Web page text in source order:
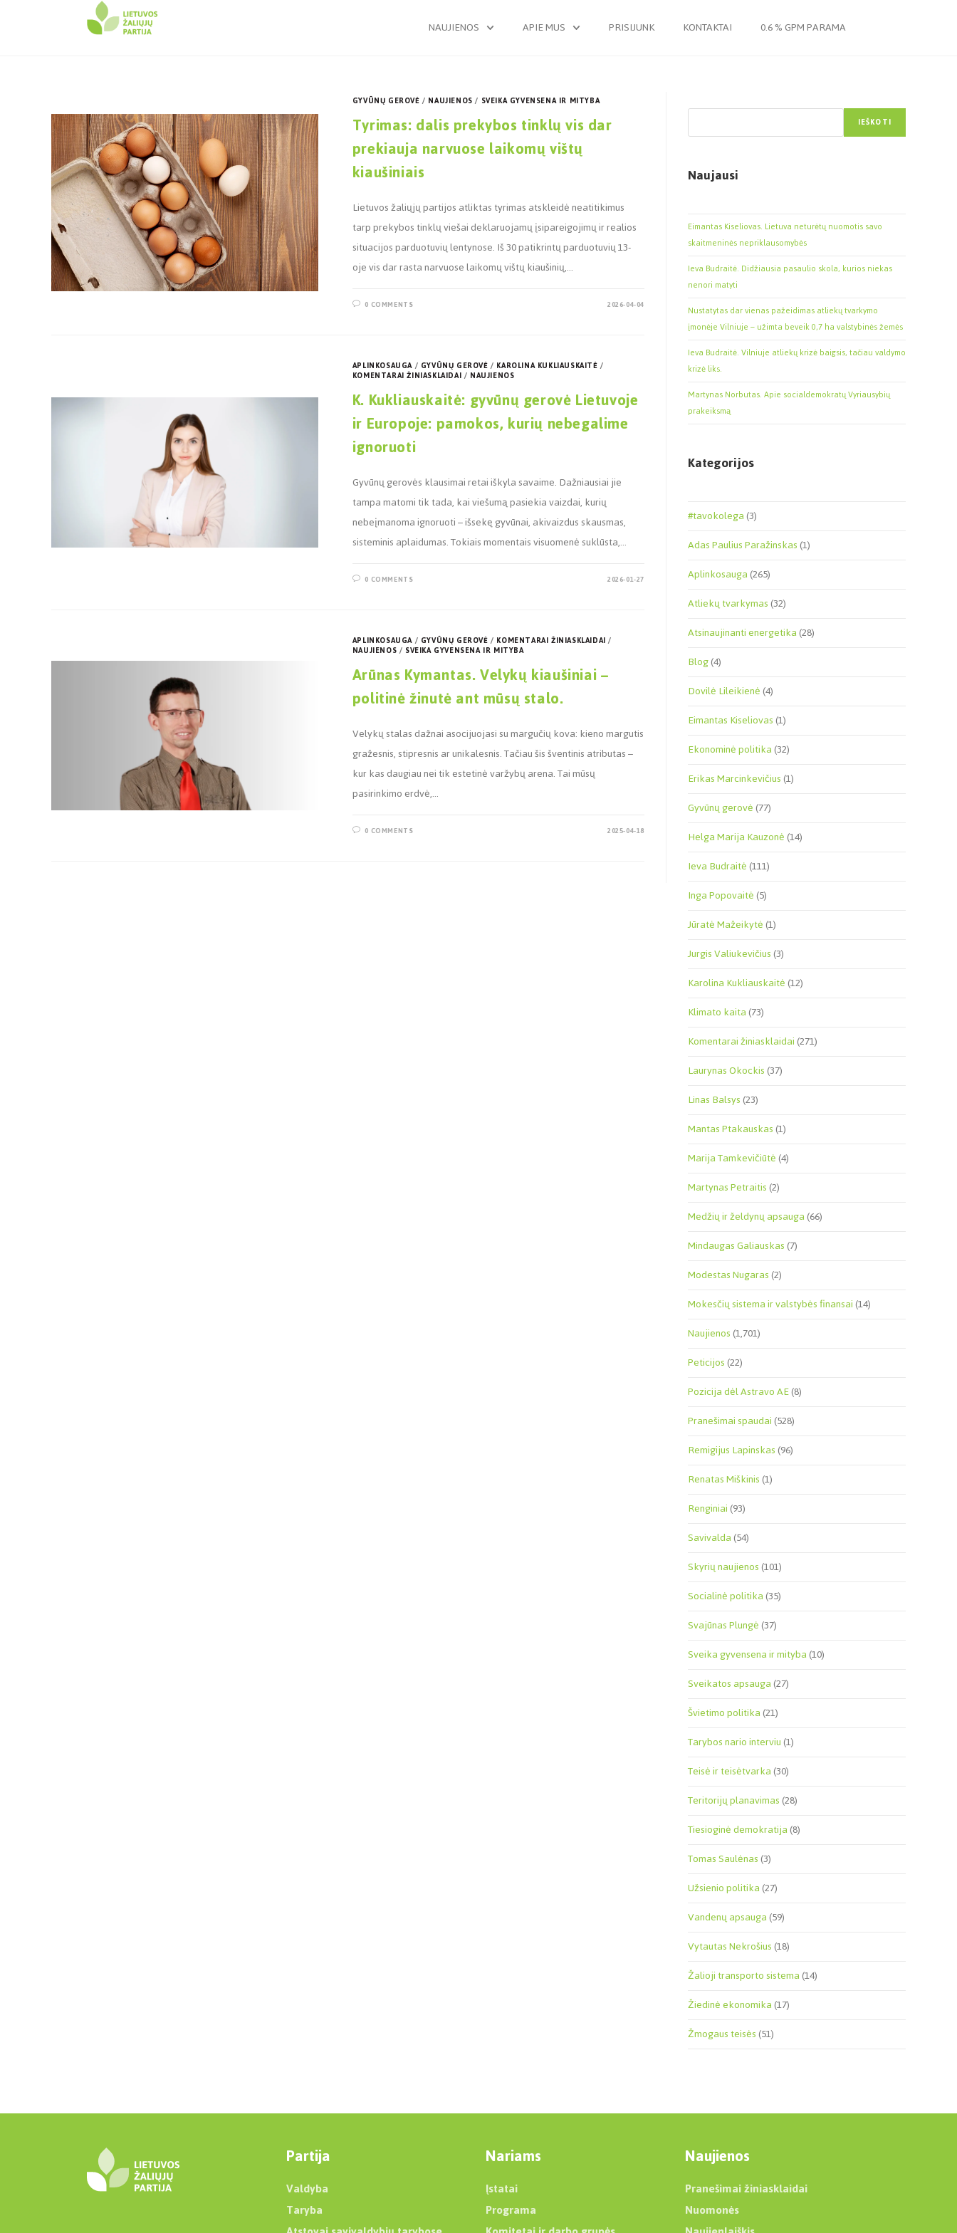
NAUJIENOS APIE MUS PRISIJUNK KONTAKTAI 0.6 % GPM PARAMA
GYVŪNŲ GEROVĖ/ NAUJIENOS/ SVEIKA GYVENSENA IR MITYBA
Tyrimas: dalis prekybos tinklų vis dar
prekiauja narvuose laikomų vištų
kiaušiniais
Lietuvos žaliųjų partijos atliktas tyrimas atskleidė neatitikimus
tarp prekybos tinklų viešai deklaruojamų įsipareigojimų ir realios
situacijos parduotuvių lentynose. Iš 30 patikrintų parduotuvių 13-
oje vis dar rasta narvuose laikomų vištų kiaušinių,…
0 COMMENTS 2026-04-04
APLINKOSAUGA/ GYVŪNŲ GEROVĖ/ KAROLINA KUKLIAUSKAITĖ/
KOMENTARAI ŽINIASKLAIDAI/ NAUJIENOS
K. Kukliauskaitė: gyvūnų gerovė Lietuvoje
ir Europoje: pamokos, kurių nebegalime
ignoruoti
Gyvūnų gerovės klausimai retai iškyla savaime. Dažniausiai jie
tampa matomi tik tada, kai viešumą pasiekia vaizdai, kurių
nebeįmanoma ignoruoti – išsekę gyvūnai, akivaizdus skausmas,
sisteminis aplaidumas. Tokiais momentais visuomenė suklūsta,…
0 COMMENTS 2026-01-27
APLINKOSAUGA/ GYVŪNŲ GEROVĖ/ KOMENTARAI ŽINIASKLAIDAI/
NAUJIENOS/ SVEIKA GYVENSENA IR MITYBA
Arūnas Kymantas. Velykų kiaušiniai –
politinė žinutė ant mūsų stalo.
Velykų stalas dažnai asocijuojasi su margučių kova: kieno margutis
gražesnis, stipresnis ar unikalesnis. Tačiau šis šventinis atributas –
kur kas daugiau nei tik estetinė varžybų arena. Tai mūsų
pasirinkimo erdvė,…
0 COMMENTS 2025-04-18
IEŠKOTI
Naujausi
Eimantas Kiseliovas. Lietuva neturėtų nuomotis savo
skaitmeninės nepriklausomybės
Ieva Budraitė. Didžiausia pasaulio skola, kurios niekas
nenori matyti
Nustatytas dar vienas pažeidimas atliekų tvarkymo
įmonėje Vilniuje – užimta beveik 0,7 ha valstybinės žemės
Ieva Budraitė. Vilniuje atliekų krizė baigsis, tačiau valdymo
krizė liks.
Martynas Norbutas. Apie socialdemokratų Vyriausybių
prakeiksmą
Kategorijos
#tavokolega(3)
Adas Paulius Paražinskas(1)
Aplinkosauga(265)
Atliekų tvarkymas(32)
Atsinaujinanti energetika(28)
Blog(4)
Dovilė Lileikienė(4)
Eimantas Kiseliovas(1)
Ekonominė politika(32)
Erikas Marcinkevičius(1)
Gyvūnų gerovė(77)
Helga Marija Kauzonė(14)
Ieva Budraitė(111)
Inga Popovaitė(5)
Jūratė Mažeikytė(1)
Jurgis Valiukevičius(3)
Karolina Kukliauskaitė(12)
Klimato kaita(73)
Komentarai žiniasklaidai(271)
Laurynas Okockis(37)
Linas Balsys(23)
Mantas Ptakauskas(1)
Marija Tamkevičiūtė(4)
Martynas Petraitis(2)
Medžių ir želdynų apsauga(66)
Mindaugas Galiauskas(7)
Modestas Nugaras(2)
Mokesčių sistema ir valstybės finansai(14)
Naujienos(1,701)
Peticijos(22)
Pozicija dėl Astravo AE(8)
Pranešimai spaudai(528)
Remigijus Lapinskas(96)
Renatas Miškinis(1)
Renginiai(93)
Savivalda(54)
Skyrių naujienos(101)
Socialinė politika(35)
Svajūnas Plungė(37)
Sveika gyvensena ir mityba(10)
Sveikatos apsauga(27)
Švietimo politika(21)
Tarybos nario interviu(1)
Teisė ir teisėtvarka(30)
Teritorijų planavimas(28)
Tiesioginė demokratija(8)
Tomas Saulėnas(3)
Užsienio politika(27)
Vandenų apsauga(59)
Vytautas Nekrošius(18)
Žalioji transporto sistema(14)
Žiedinė ekonomika(17)
Žmogaus teisės(51)
Partija
Valdyba
Taryba
Nariams
Įstatai
Programa
Naujienos
Pranešimai žiniasklaidai
Nuomonės